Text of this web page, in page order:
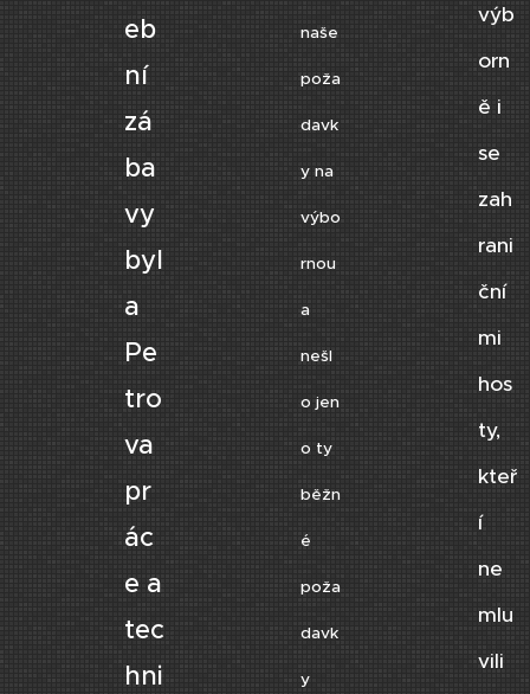
eb
ní
zá
ba
vy
byl
a
Pe
tro
va
pr
ác
e a
tec
hni
naše
poža
davk
y na
výbo
rnou
a
nešl
o jen
o ty
běžn
é
poža
davk
y
výb
orn
ě i
se
zah
rani
ční
mi
hos
ty,
kteř
í
ne
mlu
vili